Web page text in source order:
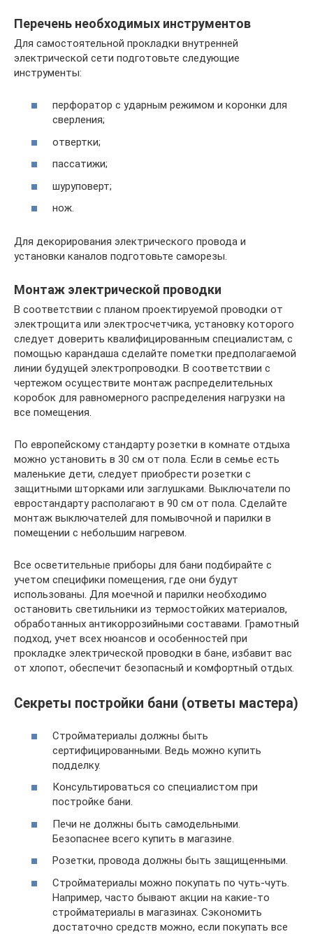
Перечень необходимых инструментов
Для самостоятельной прокладки внутренней
электрической сети подготовьте следующие
инструменты:
перфоратор с ударным режимом и коронки для
сверления;
отвертки;
пассатижи;
шуруповерт;
нож.
Для декорирования электрического провода и
установки каналов подготовьте саморезы.
Монтаж электрической проводки
В соответствии с планом проектируемой проводки от
электрощита или электросчетчика, установку которого
следует доверить квалифицированным специалистам, с
помощью карандаша сделайте пометки предполагаемой
линии будущей электропроводки. В соответствии с
чертежом осуществите монтаж распределительных
коробок для равномерного распределения нагрузки на
все помещения.
По европейскому стандарту розетки в комнате отдыха
можно установить в 30 см от пола. Если в семье есть
маленькие дети, следует приобрести розетки с
защитными шторками или заглушками. Выключатели по
евростандарту располагают в 90 см от пола. Сделайте
монтаж выключателей для помывочной и парилки в
помещении с небольшим нагревом.
Все осветительные приборы для бани подбирайте с
учетом специфики помещения, где они будут
использованы. Для моечной и парилки необходимо
остановить светильники из термостойких материалов,
обработанных антикоррозийными составами. Грамотный
подход, учет всех нюансов и особенностей при
прокладке электрической проводки в бане, избавит вас
от хлопот, обеспечит безопасный и комфортный отдых.
Секреты постройки бани (ответы мастера)
Стройматериалы должны быть
сертифицированными. Ведь можно купить
подделку.
Консультироваться со специалистом при
постройке бани.
Печи не должны быть самодельными.
Безопаснее всего купить в магазине.
Розетки, провода должны быть защищенными.
Стройматериалы можно покупать по чуть-чуть.
Например, часто бывают акции на какие-то
стройматериалы в магазинах. Сэкономить
достаточно средств можно, если покупать все